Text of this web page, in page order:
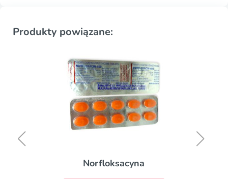
Produkty powiązane:
Norfloksacyna